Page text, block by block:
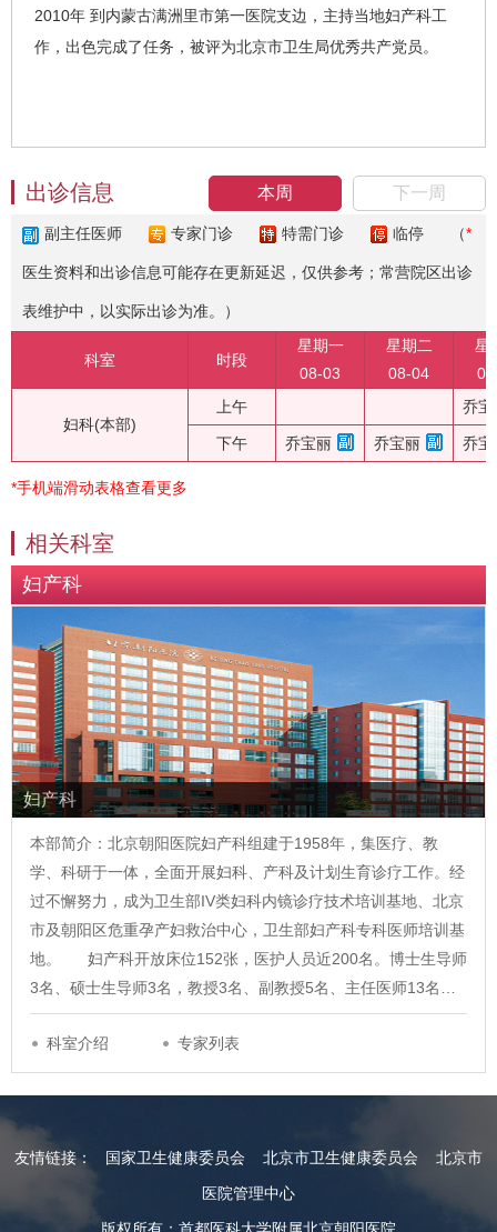
2010年 到内蒙古满洲里市第一医院支边，主持当地妇产科工
作，出色完成了任务，被评为北京市卫生局优秀共产党员。
本周 下一周
出诊信息
副主任医师 专家门诊 特需门诊 临停 （*
医生资料和出诊信息可能存在更新延迟，仅供参考；常营院区出诊
表维护中，以实际出诊为准。）
科室 时段
星期一
08-03
星期二
08-04
星
妇科(本部)
上午 乔
下午 乔宝丽 乔宝丽 乔
*手机端滑动表格查看更多
相关科室
妇产科
妇产科
本部简介：北京朝阳医院妇产科组建于1958年，集医疗、教
学、科研于一体，全面开展妇科、产科及计划生育诊疗工作。经
过不懈努力，成为卫生部IV类妇科内镜诊疗技术培训基地、北京
市及朝阳区危重孕产妇救治中心，卫生部妇产科专科医师培训基
地。 妇产科开放床位152张，医护人员近200名。博士生导师
3名、硕士生导师3名，教授3名、副教授5名、主任医师13名…
科室介绍 专家列表
友情链接： 国家卫生健康委员会 北京市卫生健康委员会
北京市
医院管理中心